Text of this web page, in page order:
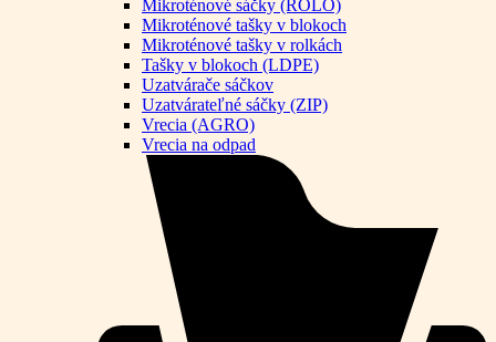
Mikroténové sáčky (ROLO)
Mikroténové tašky v blokoch
Mikroténové tašky v rolkách
Tašky v blokoch (LDPE)
Uzatvárače sáčkov
Uzatvárateľné sáčky (ZIP)
Vrecia (AGRO)
Vrecia na odpad